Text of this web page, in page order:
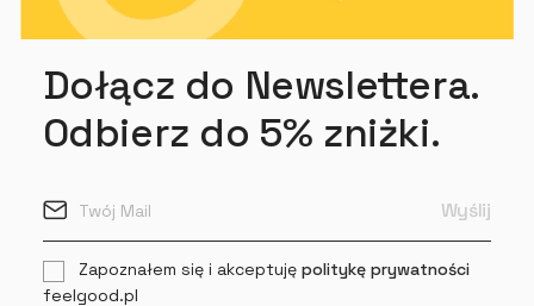
Dołącz do Newslettera.
Odbierz do 5% zniżki.
Zapoznałem się i akceptuję politykę prywatności
feelgood.pl